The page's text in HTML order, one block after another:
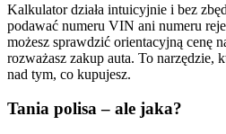
Kalkulator działa intuicyjnie i bez
podawać numeru VIN ani numeru
możesz sprawdzić orientacyjną cenę
rozważasz zakup auta. To narzędzie,
nad tym, co kupujesz.
Tania polisa – ale jaka?